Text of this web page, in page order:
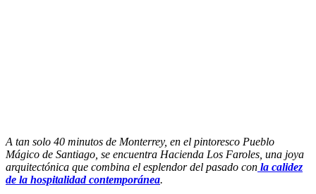
A tan solo 40 minutos de Monterrey, en el pintoresco Pueblo
Mágico de Santiago, se encuentra Hacienda Los Faroles, una joya
arquitectónica que combina el esplendor del pasado con la calidez
de la hospitalidad contemporánea.